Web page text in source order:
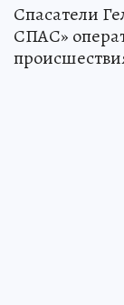
Спасатели
СПАС»